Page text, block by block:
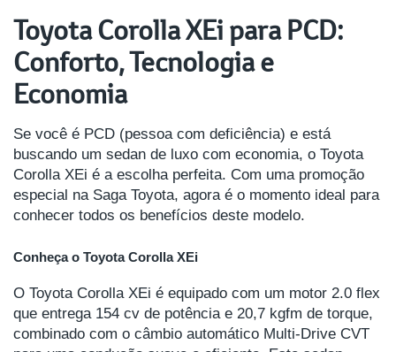
Toyota Corolla XEi para PCD:
Conforto, Tecnologia e
Economia
Se você é PCD (pessoa com deficiência) e está
buscando um sedan de luxo com economia, o Toyota
Corolla XEi é a escolha perfeita. Com uma promoção
especial na Saga Toyota, agora é o momento ideal para
conhecer todos os benefícios deste modelo.
Conheça o Toyota Corolla XEi
O Toyota Corolla XEi é equipado com um motor 2.0 flex
que entrega 154 cv de potência e 20,7 kgfm de torque,
combinado com o câmbio automático Multi-Drive CVT